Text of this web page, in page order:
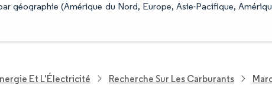
géographie (Amérique du Nord, Europe, Asie-Pacifique,
Et L'Électricité Recherche Sur Les Carburants